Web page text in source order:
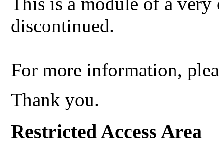
discontinued.
For more information,
Thank you.
Restricted Access Area